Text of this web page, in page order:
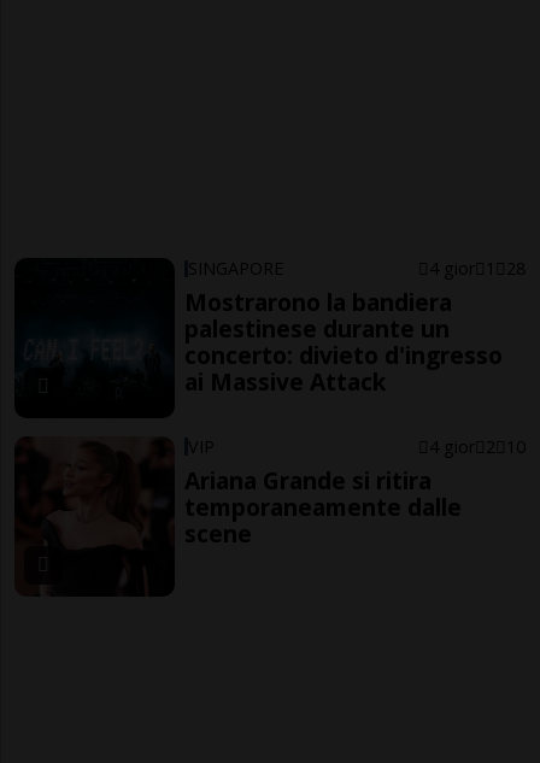
SINGAPORE 4 gior 1 28
Mostrarono la bandiera
palestinese durante un
concerto: divieto d'ingresso
ai Massive Attack
VIP 4 gior 2 10
Ariana Grande si ritira
temporaneamente dalle
scene